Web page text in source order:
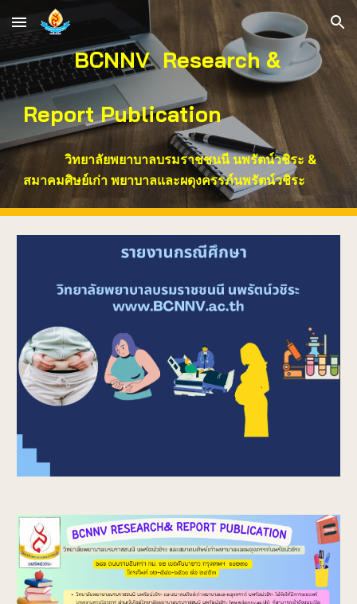
Skip to main content Skip to navigation
BCNNV Research &
Report Publication
วิทยาลัยพยาบาลบรมราชชนนี นพรัตน์วชิระ &
สมาคมศิษย์เก่า พยาบาลและผดุงครรภ์นพรัตน์วชิระ